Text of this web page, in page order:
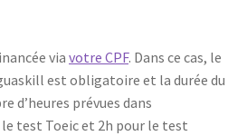
via votre CPF. Dans ce cas, le
est obligatoire et la durée du
d’heures prévues dans
test Toeic et 2h pour le test